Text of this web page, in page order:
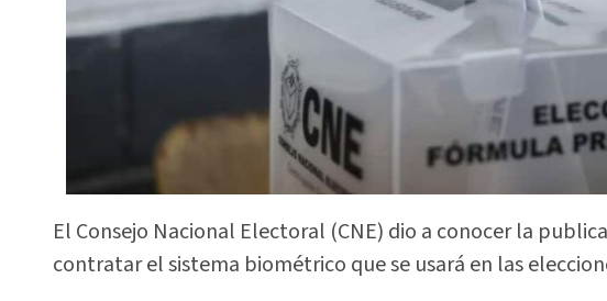
El Consejo Nacional Electoral (CNE) dio a conocer la
contratar el sistema biométrico que se usará en las